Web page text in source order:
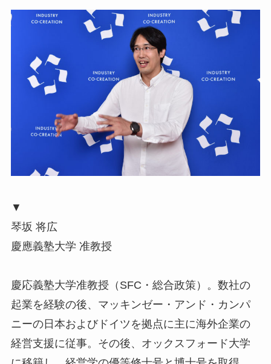
▼
琴坂 将広
慶應義塾大学 准教授
慶応義塾大学准教授（SFC・総合政策）。数社の
起業を経験の後、マッキンゼー・アンド・カンパ
ニーの日本およびドイツを拠点に主に海外企業の
経営支援に従事。その後、オックスフォード大学